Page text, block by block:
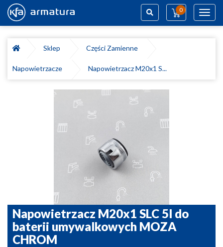
0
Sklep
Części Zamienne
Napowietrzacze Napowietrzacz M20x1 S...
Napowietrzacz M20x1 SLC 5l do
baterii umywalkowych MOZA
CHROM